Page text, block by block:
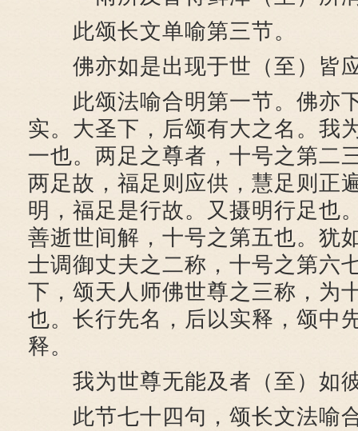
此颂长文单喻第三节。
佛亦如是出现于世（至）皆
此颂法喻合明第一节。佛亦
实。大圣下，后颂有大之名。我
一也。两足之尊者，十号之第二
两足故，福足则应供，慧足则正
明，福足是行故。又摄明行足也
善逝世间解，十号之第五也。犹
士调御丈夫之二称，十号之第六
下，颂天人师佛世尊之三称，为
也。长行先名，后以实释，颂中
释。
我为世尊无能及者（至）如
此节七十四句，颂长文法喻